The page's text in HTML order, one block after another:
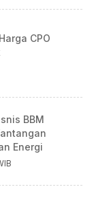
CPO
BBM
Energi